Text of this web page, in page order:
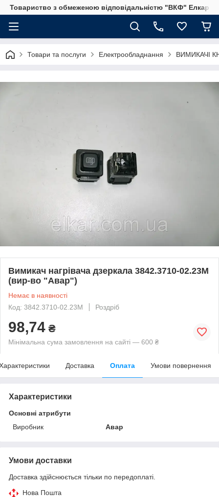
Товариство з обмеженою відповідальністю "ВКФ" Елкар"
Товари та послуги Електрообладнання ВИМИКАЧІ
Вимикач нагрівача дзеркала 3842.3710-02.23М
(вир-во "Авар")
Немає в наявності
Код: 3842.3710-02.23М
Роздріб
98,74 ₴
Мінімальна сума замовлення на сайті — 600 ₴
Доставка Оплата Умови повернення
Характеристики
Основні атрибути
Виробник
Авар
Умови доставки
Доставка здійснюється тільки по передоплаті.
Нова Пошта